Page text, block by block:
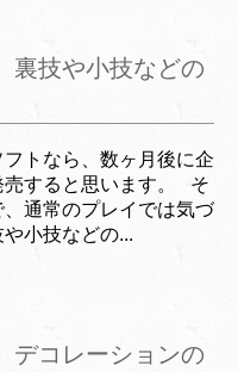
裏技や小技などの
トなら、数ヶ月後に企
売すると思います。 そ
通常のプレイでは気づ
小技などの...
デコレーションの